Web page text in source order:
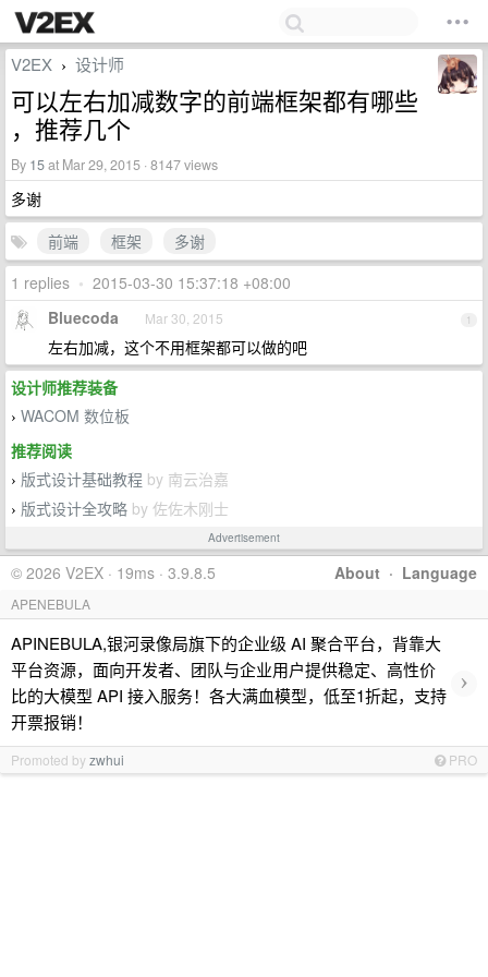
V2EX › 设计师
可以左右加减数字的前端框架都有哪些
，推荐几个
By 15at Mar 29, 2015 · 8147 views
多谢
前端
框架
多谢
1 replies • 2015-03-30 15:37:18 +08:00
1
Bluecoda Mar 30, 2015
左右加减，这个不用框架都可以做的吧
设计师推荐装备
› WACOM 数位板
推荐阅读
› 版式设计基础教程 by 南云治嘉
› 版式设计全攻略 by 佐佐木刚士
Advertisement
About · Language
© 2026 V2EX · 19ms · 3.9.8.5
APENEBULA
APINEBULA,银河录像局旗下的企业级 AI 聚合平台，背靠大
平台资源，面向开发者、团队与企业用户提供稳定、高性价
比的大模型 API 接入服务！各大满血模型，低至1折起，支持
开票报销！
›
Promoted byzwhui PRO